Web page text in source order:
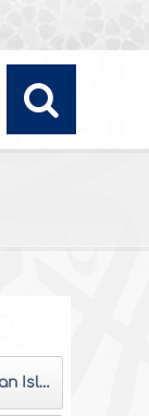
Temukan Islam